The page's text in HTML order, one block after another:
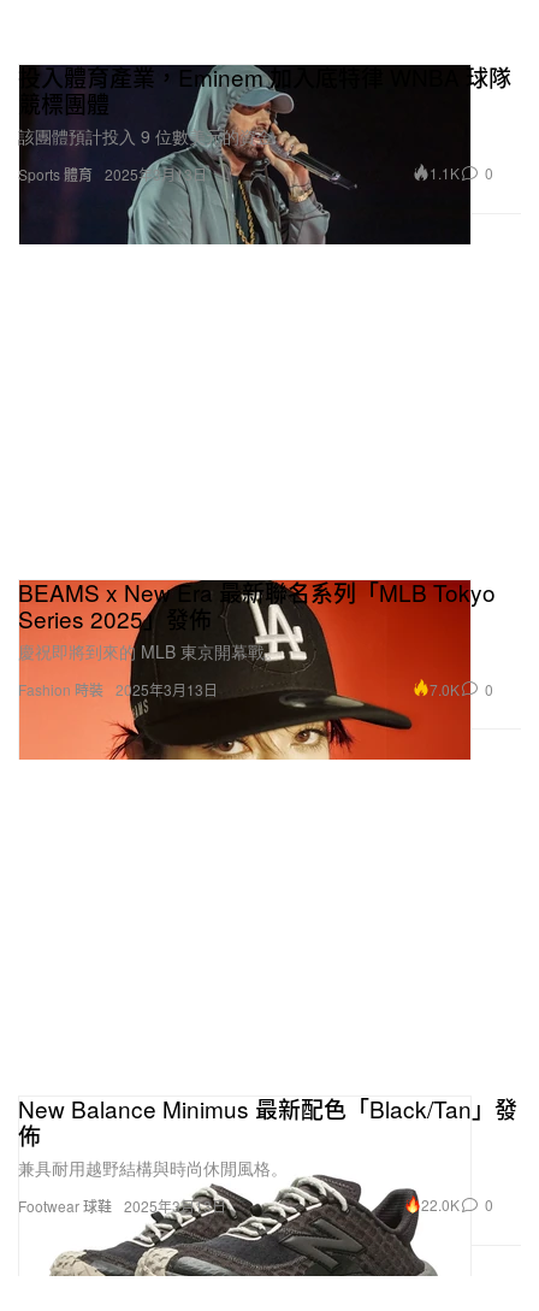
Sports 體育
投入體育產業，Eminem 加入底特律 WNBA 球隊
競標團體
該團體預計投入 9 位數美元的資金。
2025年3月13日 1.1K 0
Fashion 時裝
BEAMS x New Era 最新聯名系列「MLB Tokyo
Series 2025」發佈
慶祝即將到來的 MLB 東京開幕戰。
2025年3月13日 7.0K 0
Footwear 球鞋
New Balance Minimus 最新配色「Black/Tan」發
佈
兼具耐用越野結構與時尚休閒風格。
2025年3月13日 22.0K 0